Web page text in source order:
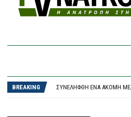
BREAKING